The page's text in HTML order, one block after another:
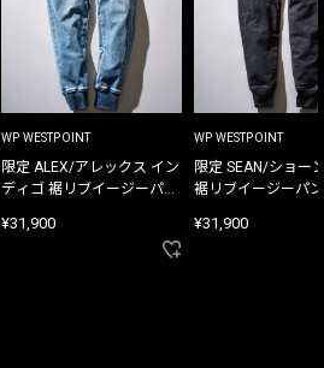
WP WESTPOINT
限定 ALEX/アレックス イン
ディゴ 裾リブイージーパン
¥31,900
WP WESTPOINT
限定 SEAN/ショー
裾リブイージーパ
¥31,900